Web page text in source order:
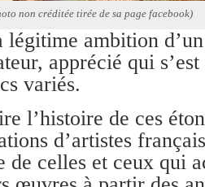
non créditée tirée de sa page facebook)
légitime ambition
apprécié qui
variés.
l’histoire de ces
d’artistes
de celles et ceux qui